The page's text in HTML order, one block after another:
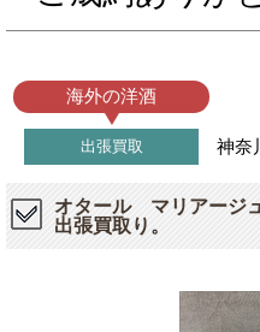
海外の洋酒
出張買取 神奈
オタール マリアー
出張買取り。